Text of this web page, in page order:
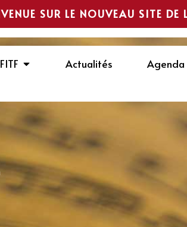
SUR LE NOUVEAU SITE
Actualités
Agenda